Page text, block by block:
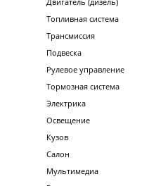
Топливная система
Трансмиссия
Подвеска
Рулевое управление
Тормозная система
Электрика
Освещение
Кузов
Салон
Мультимедиа